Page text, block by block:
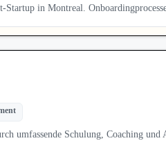
Startup in Montreal.
umfassende Schulung, Coaching